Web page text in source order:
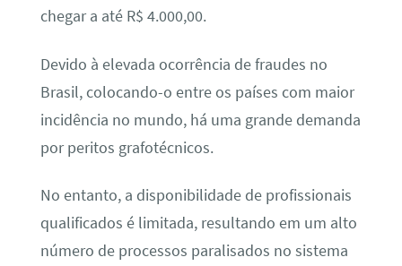
chegar a até R$ 4.000,00.
Devido à elevada ocorrência de fraudes no
Brasil, colocando-o entre os países com maior
incidência no mundo, há uma grande demanda
por peritos grafotécnicos.
No entanto, a disponibilidade de profissionais
qualificados é limitada, resultando em um alto
número de processos paralisados no sistema